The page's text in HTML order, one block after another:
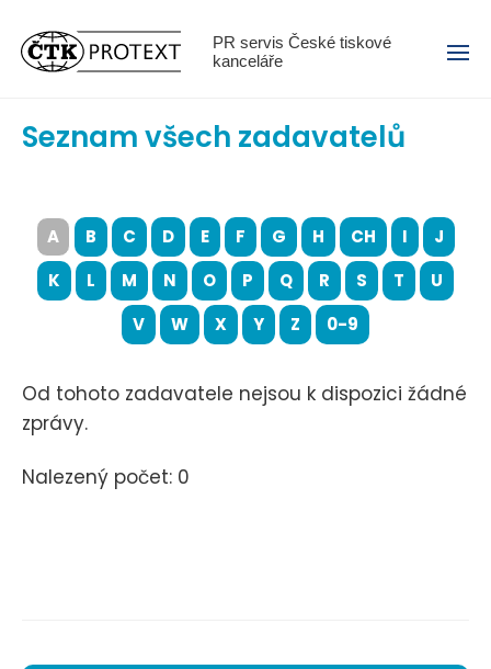
PR servis České tiskové
kanceláře
Menu
Seznam všech zadavatelů
A B C D E F G H CH I
J
K
L M N O P Q R S T
U
V
W X Y Z 0-9
Od tohoto zadavatele nejsou k dispozici žádné
zprávy.
Nalezený počet: 0